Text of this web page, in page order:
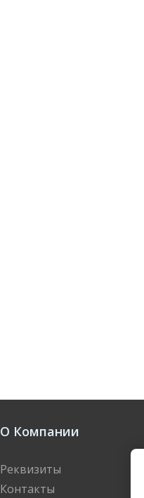
О Компании
Реквизиты
Контакты